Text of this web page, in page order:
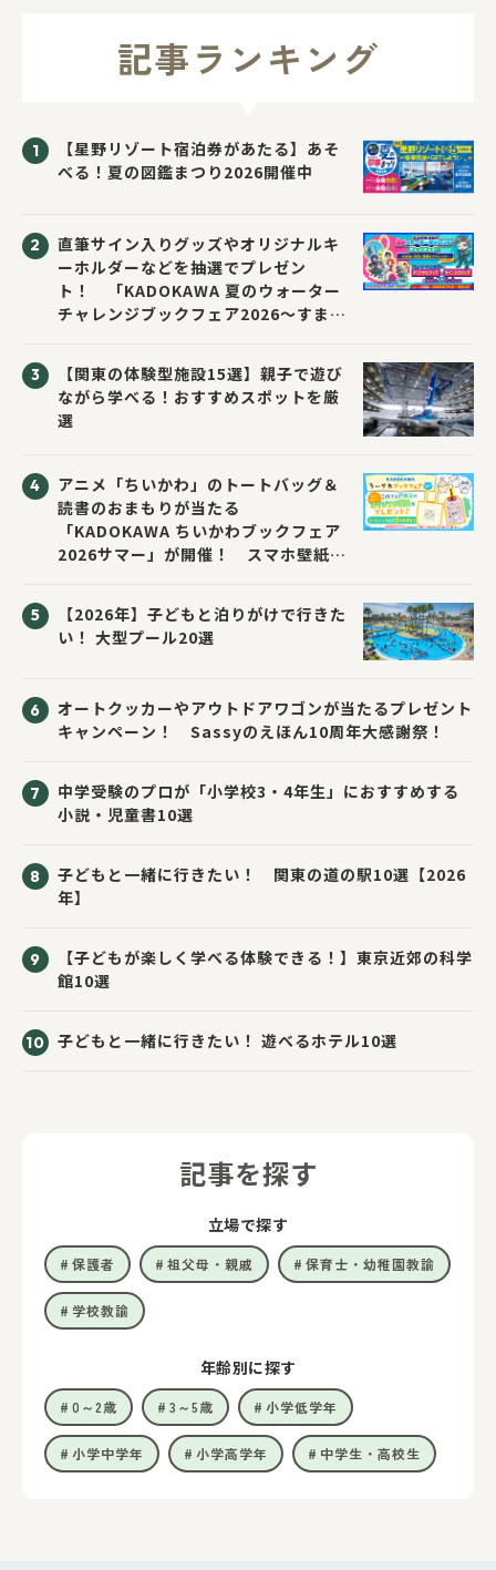
記事ランキング
【星野リゾート宿泊券があたる】あそ
べる！夏の図鑑まつり2026開催中
直筆サイン入りグッズやオリジナルキ
ーホルダーなどを抽選でプレゼン
ト！ 「KADOKAWA 夏のウォーター
チャレンジブックフェア2026～すまな
【関東の体験型施設15選】親子で遊び
ながら学べる！おすすめスポットを厳
選
アニメ「ちいかわ」のトートバッグ＆
読書のおまもりが当たる
「KADOKAWA ちいかわブックフェア
2026サマー」が開催！ スマホ壁紙は
【2026年】子どもと泊りがけで行きた
い！ 大型プール20選
オートクッカーやアウトドアワゴンが当たるプレゼント
キャンペーン！ Sassyのえほん10周年大感謝祭！
中学受験のプロが「小学校3・4年生」におすすめする
小説・児童書10選
子どもと一緒に行きたい！ 関東の道の駅10選【2026
年】
【子どもが楽しく学べる体験できる！】東京近郊の科学
館10選
子どもと一緒に行きたい！ 遊べるホテル10選
記事を探す
立場で探す
保護者 祖父母・親戚 保育士・幼稚園教諭
学校教諭
年齢別に探す
0～2歳 3～5歳 小学低学年
小学中学年 小学高学年 中学生・高校生